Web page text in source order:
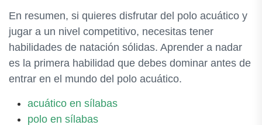
En resumen, si quieres disfrutar del polo acuático y
jugar a un nivel competitivo, necesitas tener
habilidades de natación sólidas. Aprender a nadar
es la primera habilidad que debes dominar antes de
entrar en el mundo del polo acuático.
acuático en sílabas
polo en sílabas